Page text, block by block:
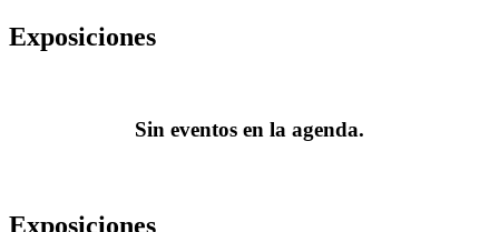
Exposiciones
Sin eventos en la agenda.
Exposiciones